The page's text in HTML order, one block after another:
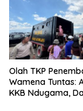
Olah TKP
Wamena Tuntas:
KKB Ndugama,